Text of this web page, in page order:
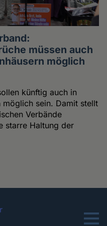
müssen auch
möglich
künftig auch in
möglich sein. Damit stellt
Verbände
starre Haltung der
Menu